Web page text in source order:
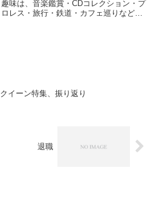
趣味は、音楽鑑賞・CDコレクション・プ
ロレス・旅行・鉄道・カフェ巡りなど沢
クイーン特集、振り返り
退職